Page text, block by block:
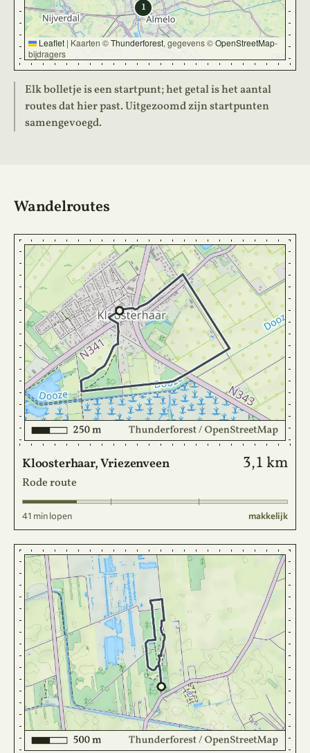
1
Leaflet | Kaarten ©Thunderforest, gegevens ©OpenStreetMap-
bijdragers
Elk bolletje is een startpunt; het getal is het aantal
routes dat hier past. Uitgezoomd zijn startpunten
samengevoegd.
Wandelroutes
Kloosterhaar, Vriezenveen 3,1 km
Rode route
41 min lopen makkelijk